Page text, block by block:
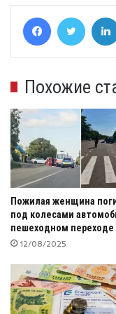
FacebookTwitter
Похожие
Пожилая женщина
под колесами
пешеходном переходе
12/08/2025